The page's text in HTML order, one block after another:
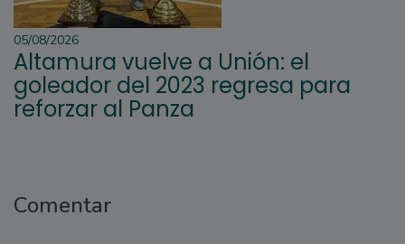
05/08/2026
Altamura vuelve a Unión: el
goleador del 2023 regresa para
reforzar al Panza
Comentar